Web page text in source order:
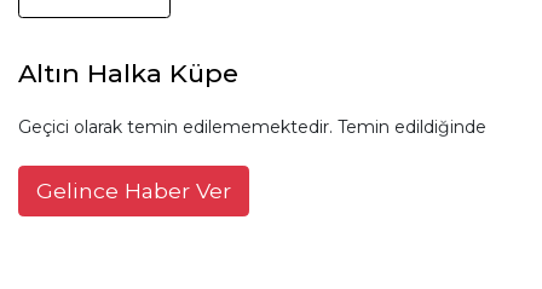
Altın Halka Küpe
Geçici olarak temin edilememektedir. Temin edildiğinde
Gelince Haber Ver